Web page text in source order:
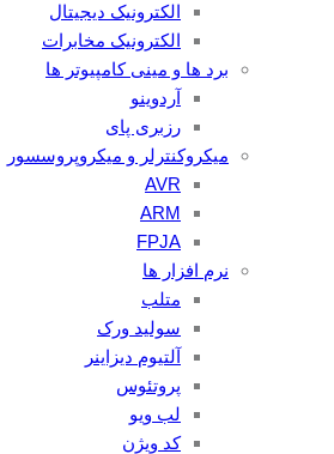
الکترونیک دیجیتال
الکترونیک مخابرات
برد ها و مینی کامپیوتر ها
آردوینو
رزبری پای
میکروکنترلر و میکروپروسسور
AVR
ARM
FPJA
نرم افزار ها
متلب
سولید ورک
آلتیوم دیزاینر
پروتئوس
لب ویو
کد ویژن